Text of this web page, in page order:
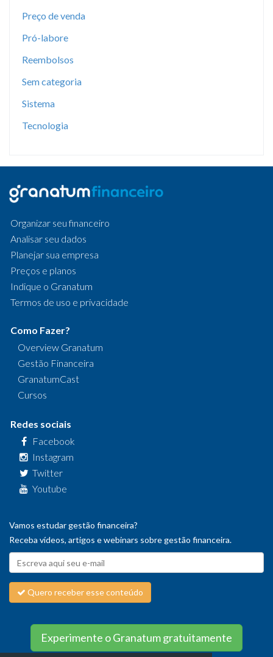
Preço de venda
Pró-labore
Reembolsos
Sem categoria
Sistema
Tecnologia
Organizar seu financeiro
Analisar seu dados
Planejar sua empresa
Preços e planos
Indique o Granatum
Termos de uso e privacidade
Como Fazer?
Overview Granatum
Gestão Financeira
GranatumCast
Cursos
Redes sociais
Facebook
Instagram
Twitter
Youtube
Vamos estudar gestão financeira?
Receba vídeos, artigos e webinars sobre gestão financeira.
Quero receber esse conteúdo
Experimente o Granatum gratuitamente